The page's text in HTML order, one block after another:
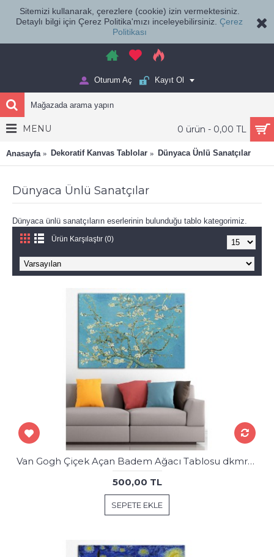
Sitemizi kullanarak, çerezlere (cookie) izin vermektesiniz.
Detaylı bilgi için Çerez Politika'mızı inceleyebilirsiniz. Çerez
Politikası
Oturum Aç Kayıt Ol
0 ürün - 0,00 TL
MENU
Anasayfa Dekoratif Kanvas Tablolar Dünyaca Ünlü Sanatçılar
Dünyaca Ünlü Sanatçılar
Dünyaca ünlü sanatçıların eserlerinin bulunduğu tablo kategorimiz.
Ürün Karşılaştır (0)
Van Gogh Çiçek Açan Badem Ağacı Tablosu dkmr261
500,00 TL
SEPETE EKLE